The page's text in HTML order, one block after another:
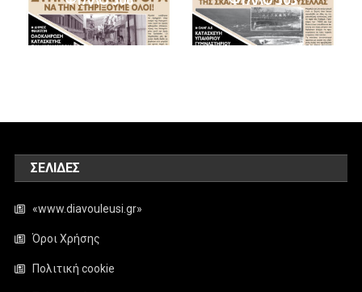
ΣΕΛΊΔΕΣ
«www.diavouleusi.gr»
Όροι Χρήσης
Πολιτική cookie